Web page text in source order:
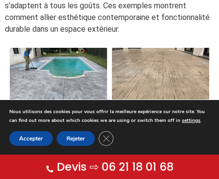
s’adaptent à tous les goûts. Ces exemples montrent
comment allier esthétique contemporaine et fonctionnalité
durable dans un espace extérieur.
Devis ⇨ 06 21 18 01 68
Nous utilisons des cookies pour vous offrir la meilleure expérience sur notre site. You
can find out more about which cookies we are using or switch them off in settings.
Accepter Rejeter Fermer la bannière des cookies